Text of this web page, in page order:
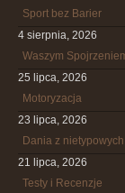
Sport bez Barier
4 sierpnia, 2026
Waszym
25 lipca, 2026
Motoryzacja
23 lipca, 2026
Dania z
21 lipca, 2026
Testy i Recenzje